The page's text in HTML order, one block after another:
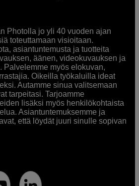
Photolla jo yli 40 vuoden ajan
toteuttamaan visioitaan.
asiantuntemusta ja tuotteita
äänen, videokuvauksen ja
Palvelemme myös elokuvan,
Oikeilla työkaluilla ideat
Autamme sinua valitsemaan
tarpeitasi. Tarjoamme
lisäksi myös henkilökohtaista
Asiantuntemuksemme ja
että löydät juuri sinulle sopivan